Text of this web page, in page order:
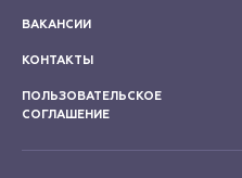
ВАКАНСИИ
КОНТАКТЫ
ПОЛЬЗОВАТЕЛЬСКОЕ
СОГЛАШЕНИЕ